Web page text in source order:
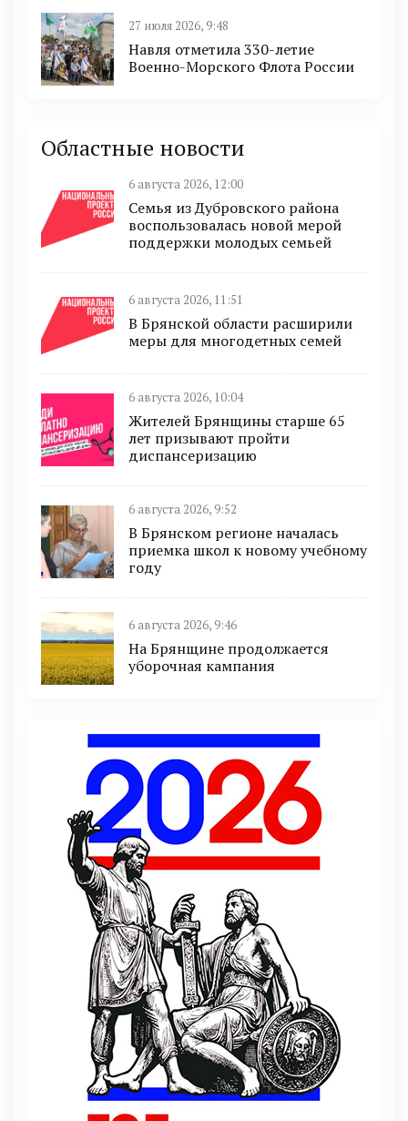
27 июля 2026, 9:48
Навля отметила 330-летие
Военно-Морского Флота России
Областные новости
6 августа 2026, 12:00
Семья из Дубровского района
воспользовалась новой мерой
поддержки молодых семьей
6 августа 2026, 11:51
В Брянской области расширили
меры для многодетных семей
6 августа 2026, 10:04
Жителей Брянщины старше 65
лет призывают пройти
диспансеризацию
6 августа 2026, 9:52
В Брянском регионе началась
приемка школ к новому учебному
году
6 августа 2026, 9:46
На Брянщине продолжается
уборочная кампания